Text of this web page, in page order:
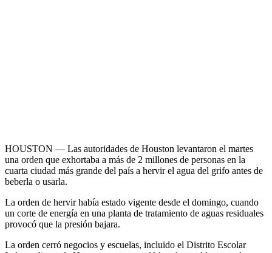
HOUSTON — Las autoridades de Houston levantaron el martes
una orden que exhortaba a más de 2 millones de personas en la
cuarta ciudad más grande del país a hervir el agua del grifo antes de
beberla o usarla.
La orden de hervir había estado vigente desde el domingo, cuando
un corte de energía en una planta de tratamiento de aguas residuales
provocó que la presión bajara.
La orden cerró negocios y escuelas, incluido el Distrito Escolar